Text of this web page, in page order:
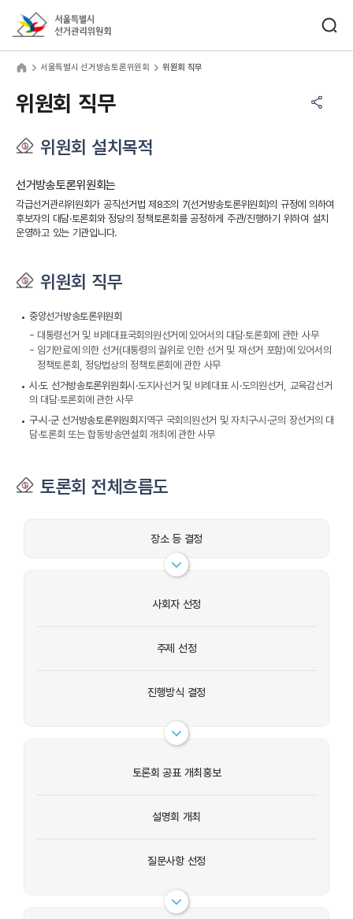
서울특별시 선거방송토론위원회 위원회 직무
위원회 직무
위원회 설치목적
선거방송토론위원회는
각급선거관리위원회가 공직선거법 제8조의 7(선거방송토론위원회)의 규정에 의하여
후보자의 대담·토론회와 정당의 정책토론회를 공정하게 주관/진행하기 위하여 설치
운영하고 있는 기관입니다.
위원회 직무
중앙선거방송토론위원회
대통령선거 및 비례대표국회의원선거에 있어서의 대담·토론회에 관한 사무
임기만료에 의한 선거(대통령의 궐위로 인한 선거 및 재선거 포함)에 있어서의
정책토론회, 정당법상의 정책토론회에 관한 사무
시·도 선거방송토론위원회시·도지사선거 및 비례대표 시·도의원선거, 교육감선거
의 대담·토론회에 관한 사무
구·시·군 선거방송토론위원회지역구 국회의원선거 및 자치구·시·군의 장선거의 대
담·토론회 또는 합동방송연설회 개최에 관한 사무
토론회 전체흐름도
장소 등 결정
사회자 선정
주제 선정
진행방식 결정
토론회 공표 개최홍보
설명회 개최
질문사항 선정